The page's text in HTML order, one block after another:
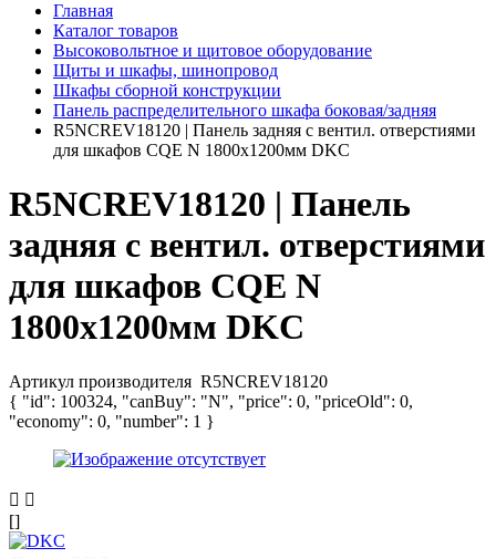
Главная
Каталог товаров
Высоковольтное и щитовое оборудование
Щиты и шкафы, шинопровод
Шкафы сборной конструкции
Панель распределительного шкафа боковая/задняя
R5NCREV18120 | Панель задняя с вентил. отверстиями
для шкафов CQE N 1800х1200мм DKC
R5NCREV18120 | Панель
задняя с вентил. отверстиями
для шкафов CQE N
1800х1200мм DKC
Артикул производителя R5NCREV18120
{ "id": 100324, "canBuy": "N", "price": 0, "priceOld": 0,
"economy": 0, "number": 1 }
[]